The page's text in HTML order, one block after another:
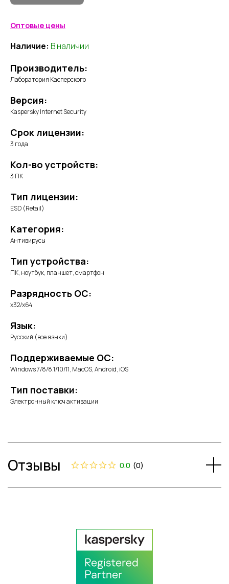
Оптовые цены
Наличие: В наличии
Производитель:
Лаборатория Касперского
Версия:
Kaspersky Internet Security
Срок лицензии:
3 года
Кол-во устройств:
3 ПК
Тип лицензии:
ESD (Retail)
Категория:
Антивирусы
Тип устройства:
ПК, ноутбук, планшет, смартфон
Разрядность ОС:
x32/x64
Язык:
Русский (все языки)
Поддерживаемые ОС:
Windows 7/8/8.1/10/11, MacOS, Android, iOS
Тип поставки:
Электронный ключ активации
Отзывы 0.0 (0)